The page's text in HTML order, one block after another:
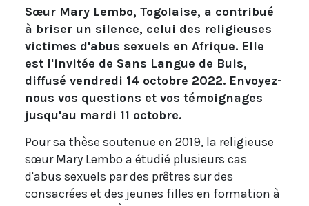
Sœur Mary Lembo, Togolaise, a contribué
à briser un silence, celui des religieuses
victimes d'abus sexuels en Afrique. Elle
est l'invitée de Sans Langue de Buis,
diffusé vendredi 14 octobre 2022. Envoyez-
nous vos questions et vos témoignages
jusqu'au mardi 11 octobre.
Pour sa thèse soutenue en 2019, la religieuse
sœur Mary Lembo a étudié plusieurs cas
d'abus sexuels par des prêtres sur des
consacrées et des jeunes filles en formation à